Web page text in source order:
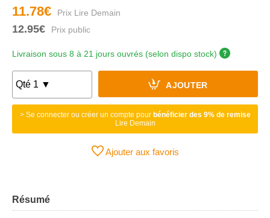
11.78€
12.95€
Livraison sous 8 à 21 jours ouvrés (selon dispo stock)
AJOUTER
> Se connecter ou créer un compte pour bénéficier des 9% de remise
Lire Demain
Ajouter aux favoris
Résumé